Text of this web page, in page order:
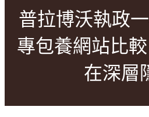
普拉博沃執政
專包養網站比
在深層